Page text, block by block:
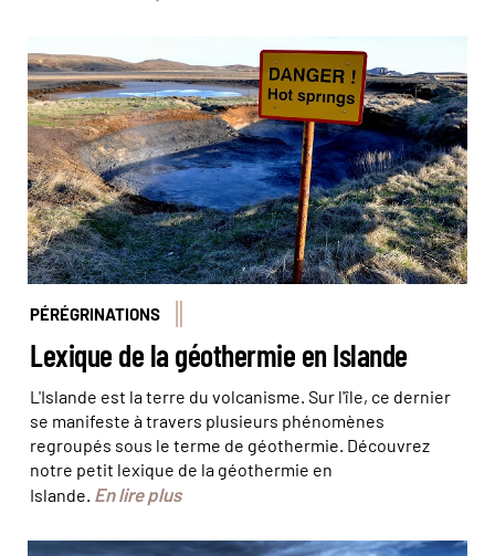
Le lac Kleifarvatn, sur la péninsule de Reykjanes ©
Frédéric Botton
PÉRÉGRINATIONS
Lexique de la géothermie en Islande
L'Islande est la terre du volcanisme. Sur l'île, ce dernier
se manifeste à travers plusieurs phénomènes
regroupés sous le terme de géothermie. Découvrez
notre petit lexique de la géothermie en
Islande. En lire plus